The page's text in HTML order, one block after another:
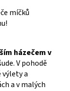
míčků
házečem v
V pohodě
výlety a
a v malých